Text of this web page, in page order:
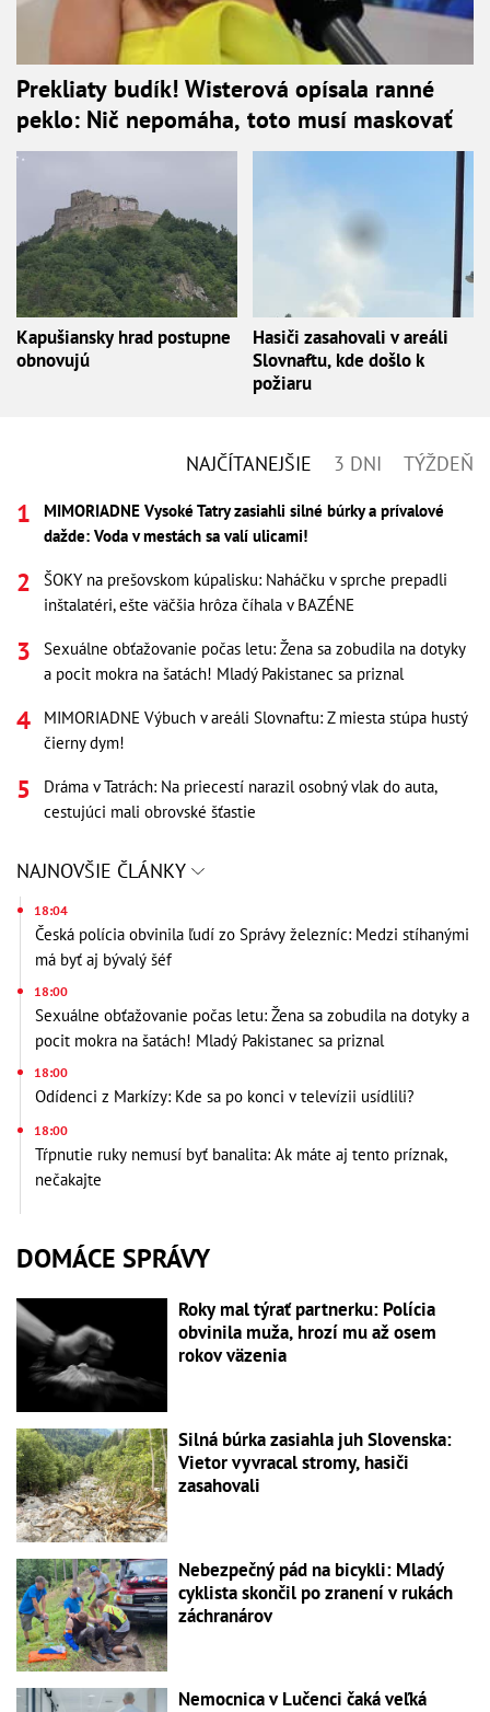
Prekliaty budík! Wisterová opísala ranné
peklo: Nič nepomáha, toto musí maskovať
Kapušiansky hrad postupne
obnovujú
Hasiči zasahovali v areáli
Slovnaftu, kde došlo k
požiaru
NAJČÍTANEJŠIE 3 DNI TÝŽDEŇ
MIMORIADNE Vysoké Tatry zasiahli silné búrky a prívalové
dažde: Voda v mestách sa valí ulicami!
ŠOKY na prešovskom kúpalisku: Naháčku v sprche prepadli
inštalatéri, ešte väčšia hrôza číhala v BAZÉNE
Sexuálne obťažovanie počas letu: Žena sa zobudila na dotyky
a pocit mokra na šatách! Mladý Pakistanec sa priznal
MIMORIADNE Výbuch v areáli Slovnaftu: Z miesta stúpa hustý
čierny dym!
Dráma v Tatrách: Na priecestí narazil osobný vlak do auta,
cestujúci mali obrovské šťastie
NAJNOVŠIE ČLÁNKY
18:04
Česká polícia obvinila ľudí zo Správy železníc: Medzi stíhanými
má byť aj bývalý šéf
18:00
Sexuálne obťažovanie počas letu: Žena sa zobudila na dotyky a
pocit mokra na šatách! Mladý Pakistanec sa priznal
18:00
Odídenci z Markízy: Kde sa po konci v televízii usídlili?
18:00
Tŕpnutie ruky nemusí byť banalita: Ak máte aj tento príznak,
nečakajte
DOMÁCE SPRÁVY
Roky mal týrať partnerku: Polícia
obvinila muža, hrozí mu až osem
rokov väzenia
Silná búrka zasiahla juh Slovenska:
Vietor vyvracal stromy, hasiči
zasahovali
Nebezpečný pád na bicykli: Mladý
cyklista skončil po zranení v rukách
záchranárov
Nemocnica v Lučenci čaká veľká